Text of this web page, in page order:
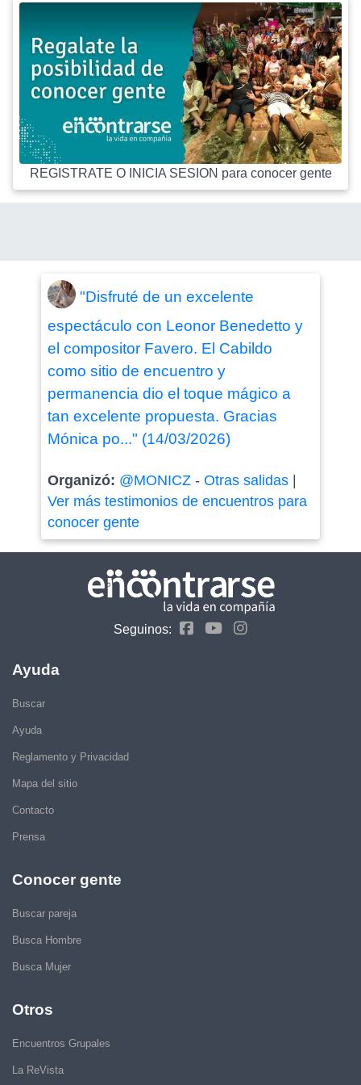
REGISTRATE O INICIA SESION para conocer gente
"Disfruté de un excelente
espectáculo con Leonor Benedetto y
el compositor Favero. El Cabildo
como sitio de encuentro y
permanencia dio el toque mágico a
tan excelente propuesta. Gracias
Mónica po..." (14/03/2026)
Organizó: @MONICZ- Otras salidas|
Ver más testimonios de encuentros para
conocer gente
Seguinos:
Ayuda
Buscar
Ayuda
Reglamento y Privacidad
Mapa del sitio
Contacto
Prensa
Conocer gente
Buscar pareja
Busca Hombre
Busca Mujer
Otros
Encuentros Grupales
La ReVista